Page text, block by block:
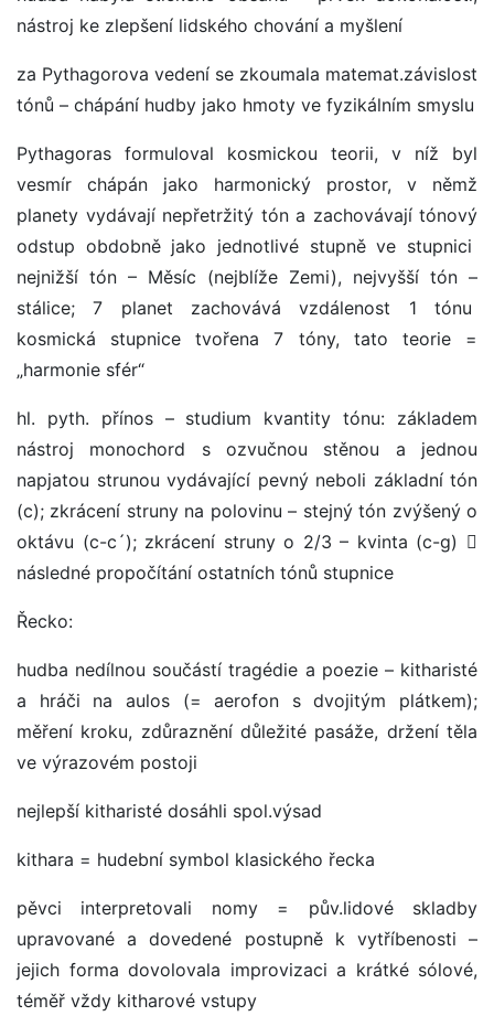
nástroj ke zlepšení lidského chování a myšlení
za Pythagorova vedení se zkoumala matemat.závislost
tónů – chápání hudby jako hmoty ve fyzikálním smyslu
Pythagoras formuloval kosmickou teorii, v níž byl
vesmír chápán jako harmonický prostor, v němž
planety vydávají nepřetržitý tón a zachovávají tónový
odstup obdobně jako jednotlivé stupně ve stupnici
nejnižší tón – Měsíc (nejblíže Zemi), nejvyšší tón –
stálice; 7 planet zachovává vzdálenost 1 tónu
kosmická stupnice tvořena 7 tóny, tato teorie =
„harmonie sfér“
hl. pyth. přínos – studium kvantity tónu: základem
nástroj monochord s ozvučnou stěnou a jednou
napjatou strunou vydávající pevný neboli základní tón
(c); zkrácení struny na polovinu – stejný tón zvýšený o
oktávu (c-c´); zkrácení struny o 2/3 – kvinta (c-g) 
následné propočítání ostatních tónů stupnice
Řecko:
hudba nedílnou součástí tragédie a poezie – kitharisté
a hráči na aulos (= aerofon s dvojitým plátkem);
měření kroku, zdůraznění důležité pasáže, držení těla
ve výrazovém postoji
nejlepší kitharisté dosáhli spol.výsad
kithara = hudební symbol klasického řecka
pěvci interpretovali nomy = pův.lidové skladby
upravované a dovedené postupně k vytříbenosti –
jejich forma dovolovala improvizaci a krátké sólové,
téměř vždy kitharové vstupy